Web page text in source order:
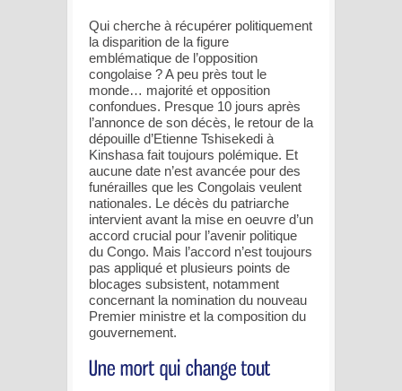
Qui cherche à récupérer politiquement
la disparition de la figure
emblématique de l’opposition
congolaise ? A peu près tout le
monde… majorité et opposition
confondues. Presque 10 jours après
l’annonce de son décès, le retour de la
dépouille d’Etienne Tshisekedi à
Kinshasa fait toujours polémique. Et
aucune date n’est avancée pour des
funérailles que les Congolais veulent
nationales. Le décès du patriarche
intervient avant la mise en oeuvre d’un
accord crucial pour l’avenir politique
du Congo. Mais l’accord n’est toujours
pas appliqué et plusieurs points de
blocages subsistent, notamment
concernant la nomination du nouveau
Premier ministre et la composition du
gouvernement.